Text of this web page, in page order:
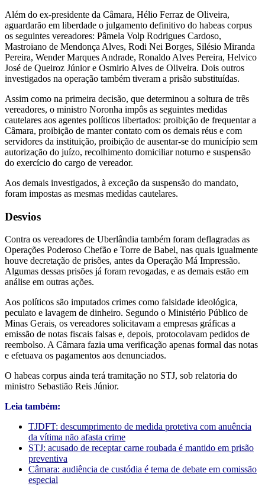
Além do ex-presidente da Câmara, Hélio Ferraz de Oliveira,
aguardarão em liberdade o julgamento definitivo do habeas corpus
os seguintes vereadores: Pâmela Volp Rodrigues Cardoso,
Mastroiano de Mendonça Alves, Rodi Nei Borges, Silésio Miranda
Pereira, Wender Marques Andrade, Ronaldo Alves Pereira, Helvico
José de Queiroz Júnior e Osmirio Alves de Oliveira. Dois outros
investigados na operação também tiveram a prisão substituídas.
Assim como na primeira decisão, que determinou a soltura de três
vereadores, o ministro Noronha impôs as seguintes medidas
cautelares aos agentes políticos libertados: proibição de frequentar a
Câmara, proibição de manter contato com os demais réus e com
servidores da instituição, proibição de ausentar-se do município sem
autorização do juízo, recolhimento domiciliar noturno e suspensão
do exercício do cargo de vereador.
Aos demais investigados, à exceção da suspensão do mandato,
foram impostas as mesmas medidas cautelares.
Desv​​ios
Contra os vereadores de Uberlândia também foram deflagradas as
Operações Poderoso Chefão e Torre de Babel, nas quais igualmente
houve decretação de prisões, antes da Operação Má Impressão.
Algumas dessas prisões já foram revogadas, e as demais estão em
análise em outras ações.
Aos políticos são imputados crimes como falsidade ideológica,
peculato e lavagem de dinheiro. Segundo o Ministério Público de
Minas Gerais, os vereadores solicitavam a empresas gráficas a
emissão de notas fiscais falsas e, depois, protocolavam pedidos de
reembolso. A Câmara fazia uma verificação apenas formal das notas
e efetuava os pagamentos aos denunciados.
O habeas corpus ainda terá tramitação no STJ, sob relatoria do
ministro Sebastião Reis Júnior.
Leia também:
TJDFT: descumprimento de medida protetiva com anuência
da vítima não afasta crime
STJ: acusado de receptar carne roubada é mantido em prisão
preventiva
Câmara: audiência de custódia é tema de debate em comissão
especial